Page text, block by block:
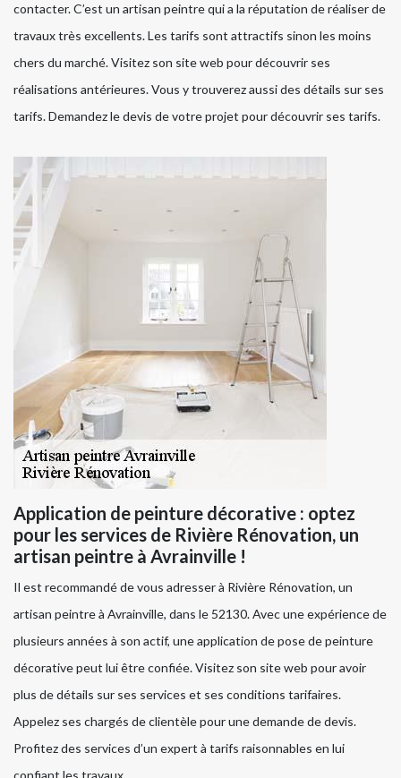
contacter. C’est un artisan peintre qui a la réputation de réaliser de
travaux très excellents. Les tarifs sont attractifs sinon les moins
chers du marché. Visitez son site web pour découvrir ses
réalisations antérieures. Vous y trouverez aussi des détails sur ses
tarifs. Demandez le devis de votre projet pour découvrir ses tarifs.
Application de peinture décorative : optez
pour les services de Rivière Rénovation, un
artisan peintre à Avrainville !
Il est recommandé de vous adresser à Rivière Rénovation, un
artisan peintre à Avrainville, dans le 52130. Avec une expérience de
plusieurs années à son actif, une application de pose de peinture
décorative peut lui être confiée. Visitez son site web pour avoir
plus de détails sur ses services et ses conditions tarifaires.
Appelez ses chargés de clientèle pour une demande de devis.
Profitez des services d’un expert à tarifs raisonnables en lui